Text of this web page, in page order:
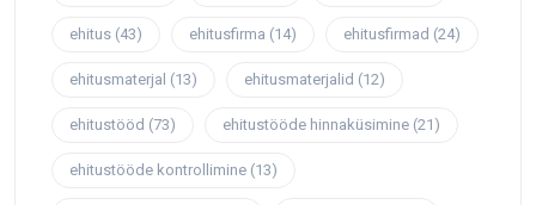
ehitus (43) ehitusfirma (14) ehitusfirmad (24)
ehitusmaterjal (13) ehitusmaterjalid (12)
ehitustööd (73) ehitustööde hinnaküsimine (21)
ehitustööde kontrollimine (13)